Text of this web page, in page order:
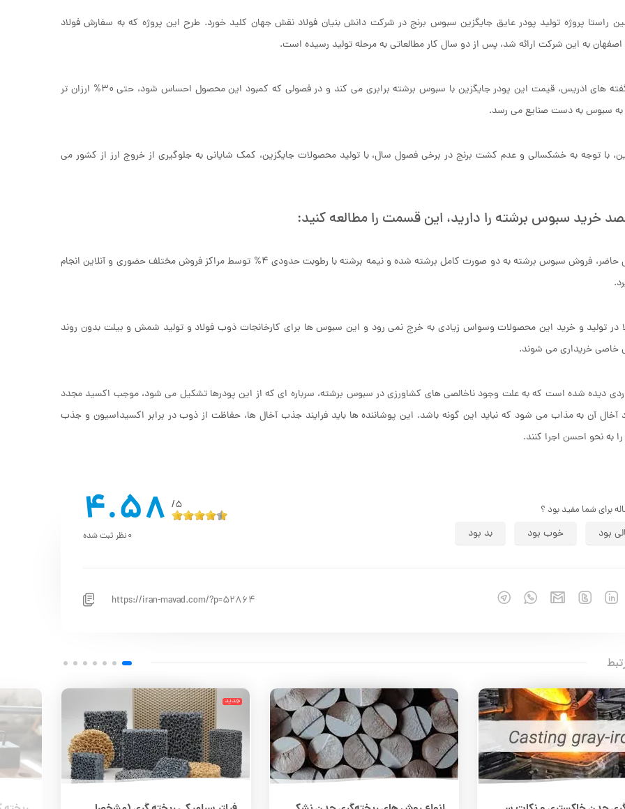
راستا پروژه تولید پودر عایق جایگزین سبوس برنج در شرکت دانش بنیان فولاد نقش جهان کلید خورد. طرح این پروژه که به سفارش فولاد
اصفهان به این شرکت ارائه شد، پس از دو سال کار مطالعاتی به مرحله تولید رسیده است.
طبق گفته های ادریس، قیمت این پودر جایگزین با سبوس برشته برابری می کند و در فصولی که کمبود این محصول احساس شود، حتی 30% ارزان تر
سبوس به دست صنایع می رسد.
با توجه به خشکسالی و عدم کشت برنج در برخی فصول سال، با تولید محصولات جایگزین، کمک شایانی به جلوگیری از خروج ارز از کشور می‌
خرید سبوس برشته را دارید، این قسمت را مطالعه کنید:
در حال حاضر، فروش سبوس برشته به دو صورت کامل برشته شده و نیمه برشته با رطوبت حدودی 4% توسط مراکز فروش مختلف حضوری و آنلاین انجام
در تولید و خرید این محصولات وسواس زیادی به خرج نمی رود و این سبوس ها برای کارخانجات ذوب فولاد و تولید شمش و بیلت بدون روند
خاصی خریداری می شوند.
دیده شده است که به علت وجود ناخالصی های کشاورزی در سبوس برشته، سرباره ای که از این پودرها تشکیل می شود، موجب اکسید مجدد
آخال آن به مذاب می شود که نباید این گونه باشد. این پوشاننده ها باید فرایند جذب آخال ها، حفاظت از ذوب در برابر اکسیداسیون و جذب
به نحو احسن اجرا کنند.
برای شما مفید بود ؟
بود خوب بود بد بود
5/
4.58
0نظر ثبت شده
https://iran-mavad.com/?p=52864
جدید